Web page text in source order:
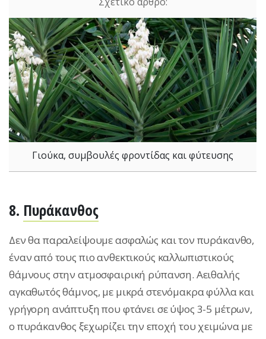
Γιούκα, συμβουλές φροντίδας και φύτευσης
8. Πυράκανθος
Δεν θα παραλείψουμε ασφαλώς και τον πυράκανθο,
έναν από τους πιο ανθεκτικούς καλλωπιστικούς
θάμνους στην ατμοσφαιρική ρύπανση. Αειθαλής
αγκαθωτός θάμνος, με μικρά στενόμακρα φύλλα και
γρήγορη ανάπτυξη που φτάνει σε ύψος 3-5 μέτρων,
ο πυράκανθος ξεχωρίζει την εποχή του χειμώνα με